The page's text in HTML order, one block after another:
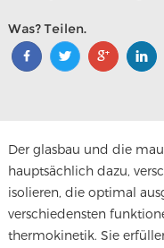
uns.
Nachrichten
Was? Teilen.
Der glasbau und die
hauptsächlich dazu,
isolieren, die optimal
verschiedensten
thermokinetik. Sie